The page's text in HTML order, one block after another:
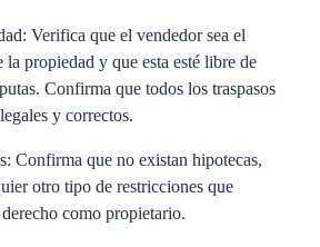
Verifica que el vendedor sea el
propiedad y que esta esté libre de
Confirma que todos los traspasos
y correctos.
Confirma que no existan hipotecas,
otro tipo de restricciones que
como propietario.